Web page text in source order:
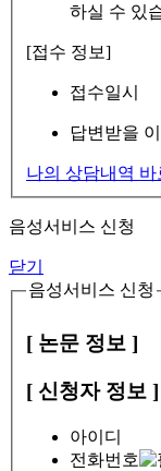
하실 수 있
[접수 정보]
접수일시
답변받을
나의 상담내역 바
음성서비스 신청
닫기
음성서비스 신청
[ 논문 정보 ]
[ 신청자 정보 ]
아이디
전화번호